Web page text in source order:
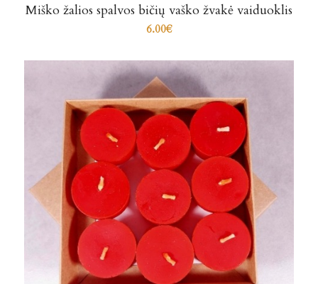
Miško žalios spalvos bičių vaško žvakė vaiduoklis
6.00€